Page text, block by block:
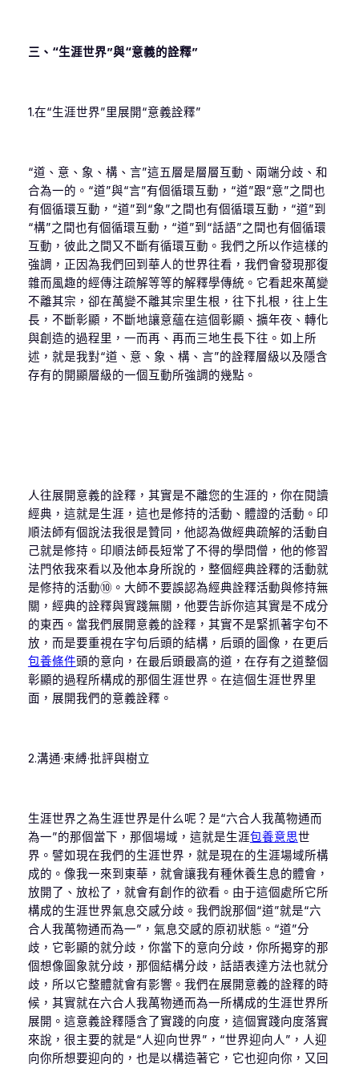
三、“生涯世界”與“意義的詮釋”
1.在“生涯世界”里展開“意義詮釋”
“道、意、象、構、言”這五層是層層互動、兩端分歧、和
合為一的。“道”與“言”有個循環互動，“道”跟“意”之間也
有個循環互動，“道”到“象”之間也有個循環互動，“道”到
“構”之間也有個循環互動，“道”到“話語”之間也有個循環
互動，彼此之間又不斷有循環互動。我們之所以作這樣的
強調，正因為我們回到華人的世界往看，我們會發現那復
雜而風趣的經傳注疏解等等的解釋學傳統。它看起來萬變
不離其宗，卻在萬變不離其宗里生根，往下扎根，往上生
長，不斷彰顯，不斷地讓意蘊在這個彰顯、擴年夜、轉化
與創造的過程里，一而再、再而三地生長下往。如上所
述，就是我對“道、意、象、構、言”的詮釋層級以及隱含
存有的開顯層級的一個互動所強調的幾點。
人往展開意義的詮釋，其實是不離您的生涯的，你在閱讀
經典，這就是生涯，這也是修持的活動、體證的活動。印
順法師有個說法我很是贊同，他認為做經典疏解的活動自
己就是修持。印順法師長短常了不得的學問僧，他的修習
法門依我來看以及他本身所說的，整個經典詮釋的活動就
是修持的活動⑩。大師不要誤認為經典詮釋活動與修持無
關，經典的詮釋與實踐無關，他要告訴你這其實是不成分
的東西。當我們展開意義的詮釋，其實不是緊抓著字句不
放，而是要重視在字句后頭的結構，后頭的圖像，在更后
包養條件頭的意向，在最后頭最高的道，在存有之道整個
彰顯的過程所構成的那個生涯世界。在這個生涯世界里
面，展開我們的意義詮釋。
2.溝通·束縛·批評與樹立
生涯世界之為生涯世界是什么呢？是“六合人我萬物通而
為一”的那個當下，那個場域，這就是生涯包養意思世
界。譬如現在我們的生涯世界，就是現在的生涯場域所構
成的。像我一來到東華，就會讓我有種休養生息的體會，
放開了、放松了，就會有創作的欲看。由于這個處所它所
構成的生涯世界氣息交感分歧。我們說那個“道”就是“六
合人我萬物通而為一”，氣息交感的原初狀態。“道”分
歧，它彰顯的就分歧，你當下的意向分歧，你所揭穿的那
個想像圖象就分歧，那個結構分歧，話語表達方法也就分
歧，所以它整體就會有影響。我們在展開意義的詮釋的時
候，其實就在六合人我萬物通而為一所構成的生涯世界所
展開。這意義詮釋隱含了實踐的向度，這個實踐向度落實
來說，很主要的就是“人迎向世界”，“世界迎向人”，人迎
向你所想要迎向的，也是以構造著它，它也迎向你，又回